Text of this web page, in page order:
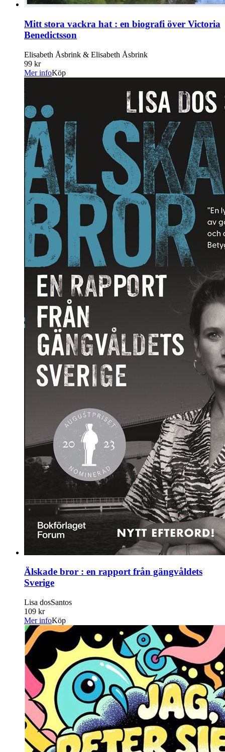
Mitt stora vackra hat : en biografi över Victoria
Benedictsson
Elisabeth Åsbrink & Elisabeth Åsbrink
99 kr
Mer infoKöp
Älskade bror : en rapport från gängvåldets
Sverige
Lisa dosSantos
109 kr
Mer infoKöp